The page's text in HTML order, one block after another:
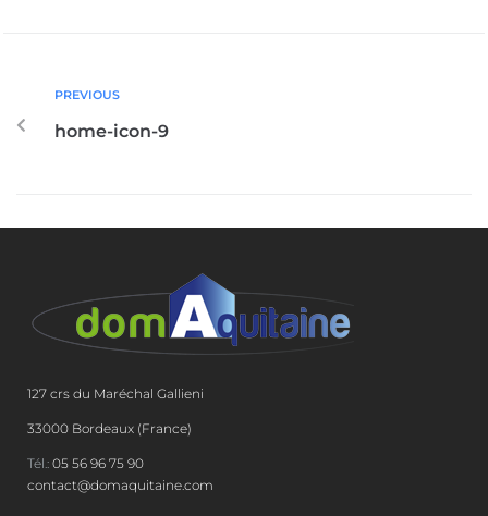
PREVIOUS
home-icon-9
127 crs du Maréchal Gallieni
33000 Bordeaux (France)
Tél.: 05 56 96 75 90
contact@domaquitaine.com